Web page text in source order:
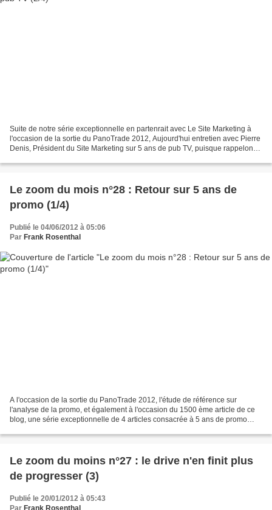
Suite de notre série exceptionnelle en partenrait avec Le Site Marketing à
l'occasion de la sortie du PanoTrade 2012, Aujourd'hui entretien avec Pierre
Denis, Président du Site Marketing sur 5 ans de pub TV, puisque rappelons-
Le zoom du mois n°28 : Retour sur 5 ans de
promo (1/4)
Publié le 04/06/2012 à 05:06
Par Frank Rosenthal
A l'occasion de la sortie du PanoTrade 2012, l'étude de référence sur
l'analyse de la promo, et également à l'occasion du 1500 ème article de ce
blog, une série exceptionnelle de 4 articles consacrée à 5 ans de promo
Le zoom du moins n°27 : le drive n'en finit plus
de progresser (3)
Publié le 20/01/2012 à 05:43
Par Frank Rosenthal